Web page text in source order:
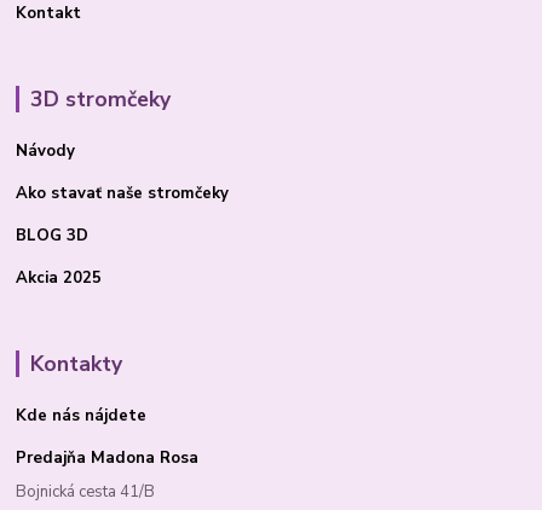
Kontakt
3D stromčeky
Návody
Ako stavať naše stromčeky
BLOG 3D
Akcia 2025
Kontakty
Kde nás nájdete
Predajňa Madona Rosa
Bojnická cesta 41/B